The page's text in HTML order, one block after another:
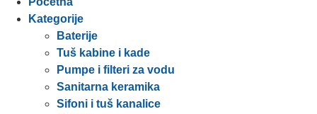
Kategorije
Baterije
Tuš kabine i kade
Pumpe i filteri za vodu
Sanitarna keramika
Sifoni i tuš kanalice